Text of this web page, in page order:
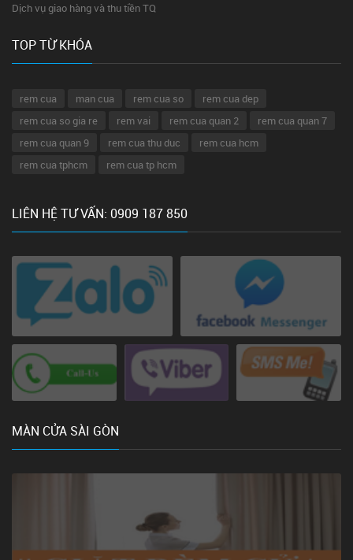
Dịch vụ giao hàng và thu tiền TQ
TOP TỪ KHÓA
rem cua man cua rem cua so
rem cua dep
rem cua so gia re
rem vai rem cua quan 2
rem cua quan 7
rem cua quan 9
rem cua thu duc
rem cua hcm
rem cua tphcm
rem cua tp hcm
LIÊN HỆ TƯ VẤN: 0909 187 850
MÀN CỬA SÀI GÒN